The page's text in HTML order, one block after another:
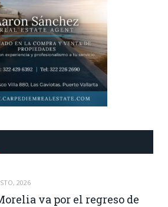
2026
va por el regreso de